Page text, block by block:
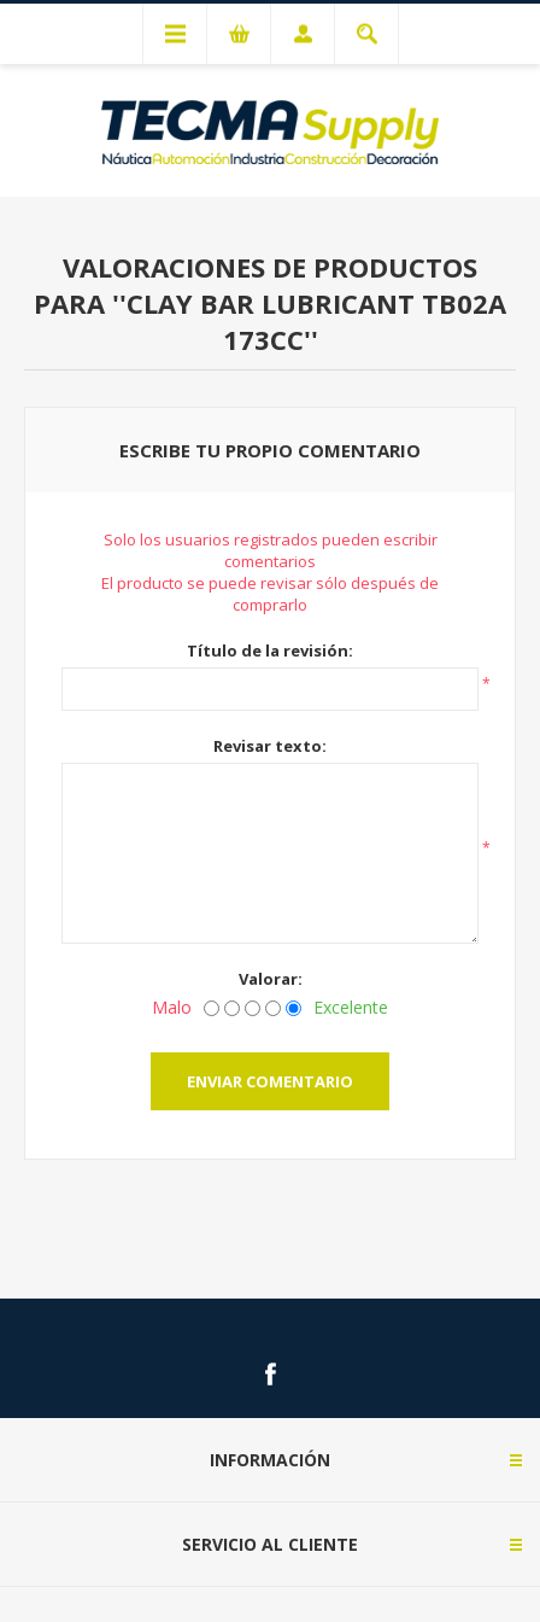
VALORACIONES DE PRODUCTOS
PARA
CLAY BAR LUBRICANT TB02A
173CC
ESCRIBE TU PROPIO COMENTARIO
Solo los usuarios registrados pueden escribir
comentarios
El producto se puede revisar sólo después de
comprarlo
Título de la revisión:
*
Revisar texto:
*
Valorar:
Malo Excelente
ENVIAR COMENTARIO
INFORMACIÓN
SERVICIO AL CLIENTE